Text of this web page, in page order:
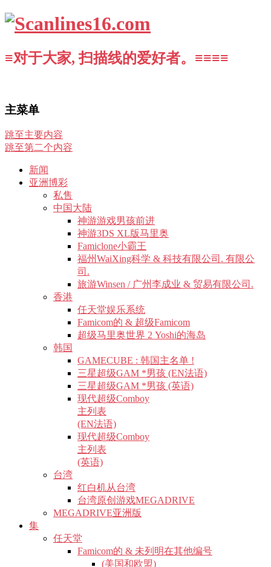
≡对于大家, 扫描线的爱好者。≡≡≡≡
主菜单
跳至主要内容
跳至第二个内容
新闻
亚洲博彩
私售
中国大陆
神游游戏男孩前进
神游3DS XL版马里奥
Famiclone小霸王
福州WaiXing科学 & 科技有限公司. 有限公
司.
旅游Winsen / 广州李成业 & 贸易有限公司.
香港
任天堂娱乐系统
Famicom的 & 超级Famicom
超级马里奥世界 2 Yoshi的海岛
韩国
GAMECUBE : 韩国主名单 !
三星超级GAM *男孩 (EN法语)
三星超级GAM *男孩 (英语)
现代超级Comboy
主列表
(EN法语)
现代超级Comboy
主列表
(英语)
台湾
红白机从台湾
台湾原创游戏MEGADRIVE
MEGADRIVE亚洲版
集
任天堂
Famicom的 & 未列明在其他编号
(美国和欧盟)